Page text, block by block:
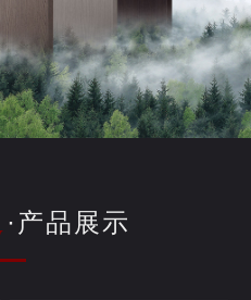
·产品展示